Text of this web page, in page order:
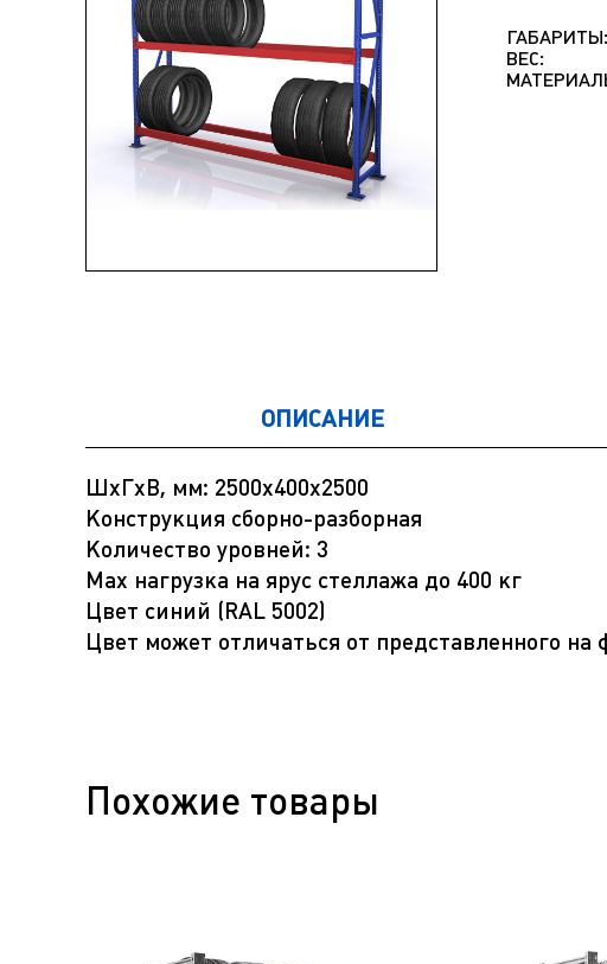
ГАБАРИТЫ:
ВЕС:
ОПИСАНИЕ
ШхГхВ, мм: 2500х400х2500
Конструкция сборно-разборная
Количество уровней: 3
Max нагрузка на ярус стеллажа до 400 кг
Цвет синий (RAL 5002)
Цвет может отличаться от представленного на
Похожие товары